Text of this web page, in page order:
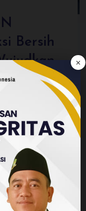
×
Bersih
Adiwiyata MAN
ke...